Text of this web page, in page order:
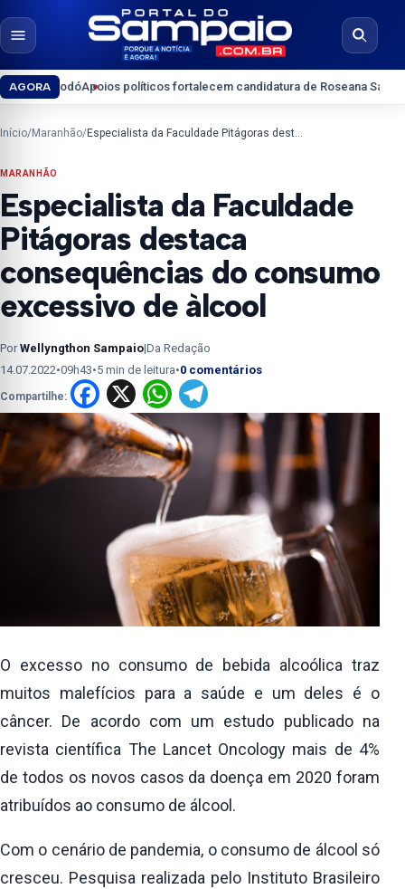
Pular para o conteúdo
Abrir menu
Abrir
AGORA
Apoios políticos fortalecem candidatura de Roseana Sarney ao Senado
Início/Maranhão/ Especialista da Faculdade Pitágoras destaca consequências do consumo excessivo de àlcool
MARANHÃO
Especialista da Faculdade
Pitágoras destaca
consequências do consumo
excessivo de àlcool
PorWellyngthon Sampaio|Da Redação
14.07.2022•09h43•5 min de leitura•0 comentários
Compartilhe: Facebook
X WhatsApp
O excesso no consumo de bebida alcoólica traz
muitos malefícios para a saúde e um deles é o
câncer. De acordo com um estudo publicado na
revista científica The Lancet Oncology mais de 4%
de todos os novos casos da doença em 2020 foram
atribuídos ao consumo de álcool.
Com o cenário de pandemia, o consumo de álcool só
cresceu. Pesquisa realizada pelo Instituto Brasileiro